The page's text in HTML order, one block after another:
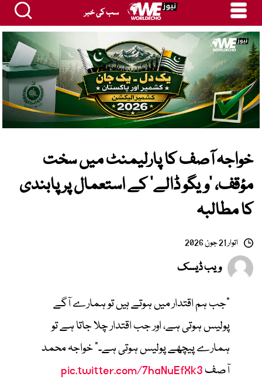
سب کی خبر
خواجہ آصف کا پارلیمنٹ میں سخت
مؤقف، ’ویگو ڈالے‘ کے استعمال پر پابندی
کا مطالبہ
اتوار 21 جون 2026
ویب ڈیسک
"جب ہم اقتدار میں ہوتے ہیں تو ہمارے آگے
پولیس ہوتی ہے، اور جب اقتدار چلا جاتا ہے تو
ہمارے پیچھے پولیس ہوتی ہے۔" خواجہ محمد
آصفpic.twitter.com/7haNuEfXk3